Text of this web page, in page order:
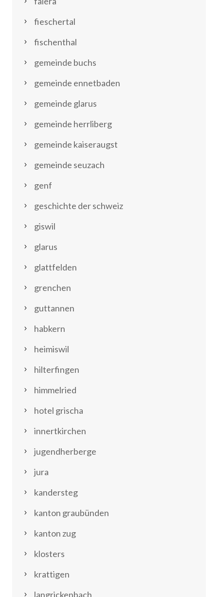
fieschertal
fischenthal
gemeinde buchs
gemeinde ennetbaden
gemeinde glarus
gemeinde herrliberg
gemeinde kaiseraugst
gemeinde seuzach
genf
geschichte der schweiz
giswil
glarus
glattfelden
grenchen
guttannen
habkern
heimiswil
hilterfingen
himmelried
hotel grischa
innertkirchen
jugendherberge
jura
kandersteg
kanton graubünden
kanton zug
klosters
krattigen
langrickenbach